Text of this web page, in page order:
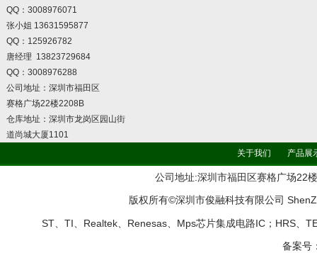
QQ：3008976071
张小姐 13631595877
QQ：125926782
唐经理 13823729684
QQ：3008976288
公司地址：深圳市福田区
赛格广场22楼2208B
仓库地址：深圳市龙岗区园山街
道尚城大厦1101
关于我们 产品展
公司地址:深圳市福田区赛格广场22
版权所有©深圳市俊融科技有限公司
ST、TI、Realtek、Renesas、Mps芯片集成电路IC；HRS、
备案号